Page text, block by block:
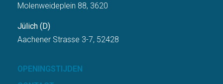
Molenweideplein 88, 3620
Jülich (D)
Aachener Strasse 3-7, 52428
OPENINGSTIJDEN